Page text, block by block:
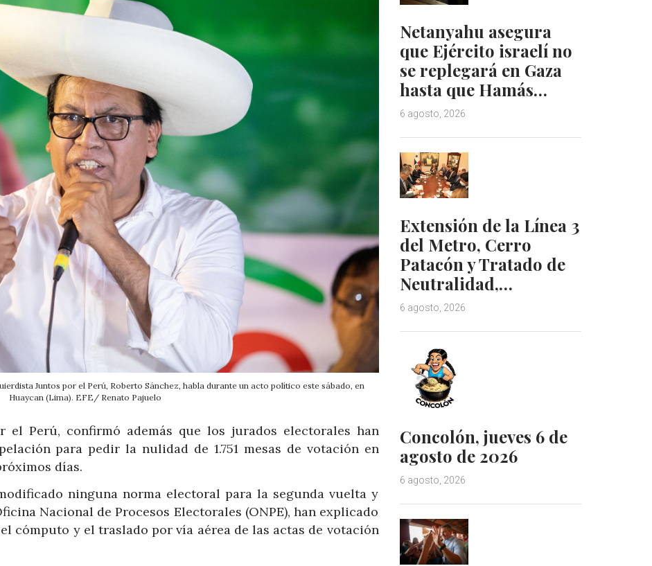
Juntos por el Perú, Roberto Sánchez, habla durante un acto político este sábado, en
Huaycan (Lima). EFE/ Renato Pajuelo
el Perú, confirmó además que los jurados electorales han
para pedir la nulidad de 1.751 mesas de votación en
días.
ninguna norma electoral para la segunda vuelta y
Nacional de Procesos Electorales (ONPE), han explicado
cómputo y el traslado por vía aérea de las actas de votación
Netanyahu asegura
que Ejército israelí no
se replegará en Gaza
hasta que Hamás…
6 agosto, 2026
Extensión de la Línea 3
del Metro, Cerro
Patacón y Tratado de
Neutralidad,…
6 agosto, 2026
Concolón, jueves 6 de
agosto de 2026
6 agosto, 2026